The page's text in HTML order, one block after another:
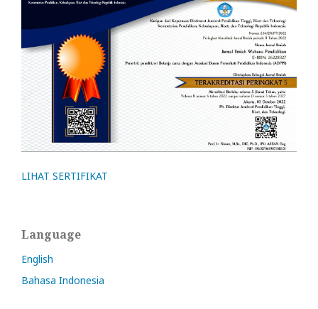
LIHAT SERTIFIKAT
Language
English
Bahasa Indonesia